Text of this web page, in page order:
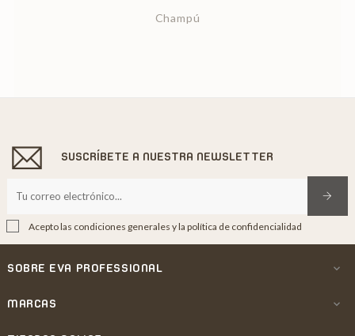
Champú
SUSCRÍBETE A NUESTRA NEWSLETTER
Acepto las condiciones generales y la política de confidencialidad
SOBRE EVA PROFESSIONAL 
MARCAS 